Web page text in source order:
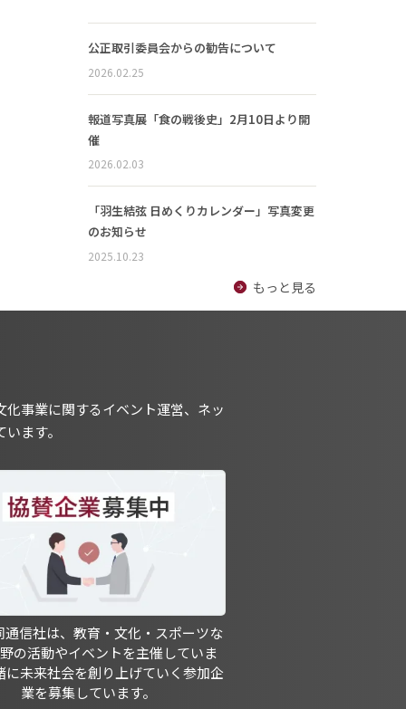
公正取引委員会からの勧告について
2026.02.25
報道写真展「食の戦後史」2月10日より開
催
2026.02.03
「羽生結弦 日めくりカレンダー」写真変更
のお知らせ
2025.10.23
もっと見る
事業に関するイベント運営、ネッ
ます。
通信社は、教育・文化・スポーツな
の活動やイベントを主催していま
に未来社会を創り上げていく参加企
業を募集しています。